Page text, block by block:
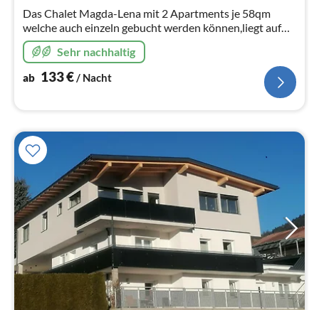
Das Chalet Magda-Lena mit 2 Apartments je 58qm
welche auch einzeln gebucht werden können,liegt auf
1600 m Höhe in herrlicher Panoramalage mit
wunderbaren Blick auf den Großglockner
Sehr nachhaltig
ab 133€/ Nacht